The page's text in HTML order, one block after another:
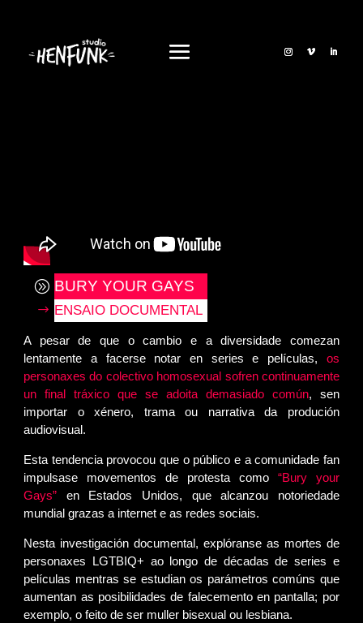
BURY YOUR GAYS
ENSAIO DOCUMENTAL
A pesar de que o cambio e a diversidade comezan
lentamente a facerse notar en series e películas, os
personaxes do colectivo homosexual sofren continuamente
un final tráxico que se adoita demasiado común, sen
importar o xénero, trama ou narrativa da produción
audiovisual.
Esta tendencia provocou que o público e a comunidade fan
impulsase movementos de protesta como “Bury your
Gays” en Estados Unidos, que alcanzou notoriedade
mundial grazas a internet e as redes sociais.
Nesta investigación documental, explóranse as mortes de
personaxes LGTBIQ+ ao longo de décadas de series e
películas mentras se estudian os parámetros comúns que
aumentan as posibilidades de falecemento en pantalla; por
exemplo, o feito de ser muller bisexual ou lesbiana.